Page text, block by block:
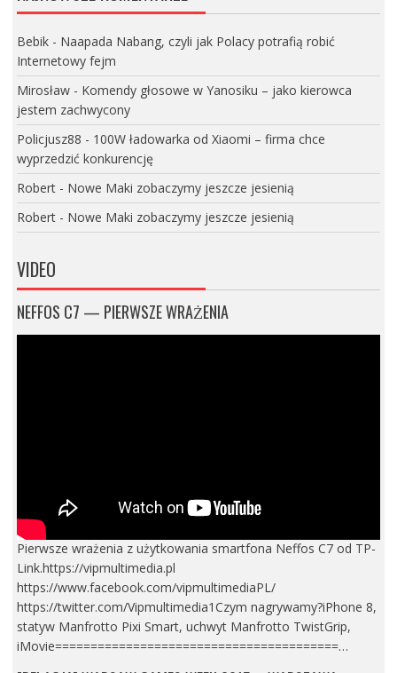
Bebik- Naapada Nabang, czyli jak Polacy potrafią robić
Internetowy fejm
Mirosław- Komendy głosowe w Yanosiku – jako kierowca
jestem zachwycony
Policjusz88 - 100W ładowarka od Xiaomi – firma chce
wyprzedzić konkurencję
Robert- Nowe Maki zobaczymy jeszcze jesienią
Robert- Nowe Maki zobaczymy jeszcze jesienią
VIDEO
NEFFOS C7 — PIERWSZE WRAŻENIA
Pierwsze wrażenia z użytkowania smartfona Neffos C7 od TP-
Link.https://vipmultimedia.pl
https://www.facebook.com/vipmultimediaPL/
https://twitter.com/Vipmultimedia1Czym nagrywamy?iPhone 8,
statyw Manfrotto Pixi Smart, uchwyt Manfrotto TwistGrip,
iMovie========================================…